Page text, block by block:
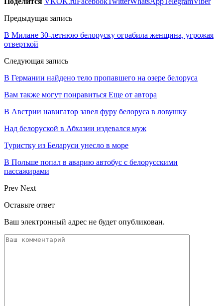
Предыдущая запись
В Милане 30-летнюю белоруску ограбила женщина, угрожая
отверткой
Следующая запись
В Германии найдено тело пропавшего на озере белоруса
Вам также могут понравиться Еще от автора
В Австрии навигатор завел фуру белоруса в ловушку
Над белоруской в Абхазии издевался муж
Туристку из Беларуси унесло в море
В Польше попал в аварию автобус с белорусскими
пассажирами
Prev Next
Оставьте ответ
Ваш электронный адрес не будет опубликован.